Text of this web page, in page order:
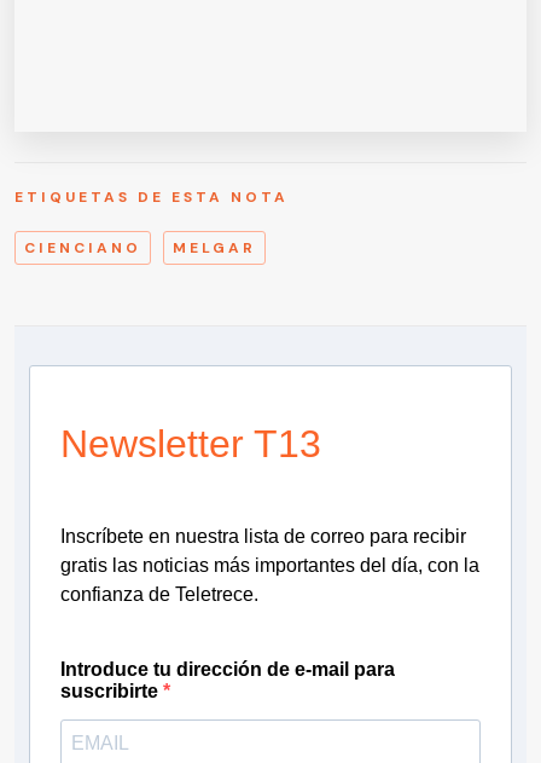
ETIQUETAS DE ESTA NOTA
CIENCIANO MELGAR
Newsletter T13
Inscríbete en nuestra lista de correo para recibir
gratis las noticias más importantes del día, con la
confianza de Teletrece.
Introduce tu dirección de e-mail para
suscribirte